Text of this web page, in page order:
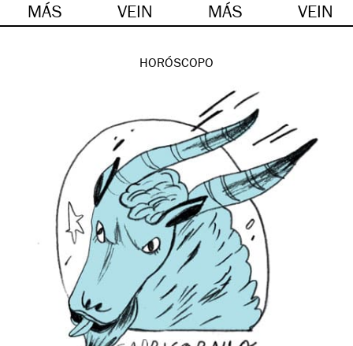
MÁS VEIN MÁS VEIN
HORÓSCOPO